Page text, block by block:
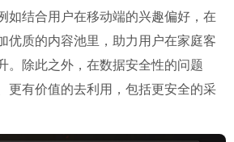
如结合用户在移动端的兴趣偏好，在
优质的内容池里，助力用户在家庭客
。除此之外，在数据安全性的问题
更有价值的去利用，包括更安全的采